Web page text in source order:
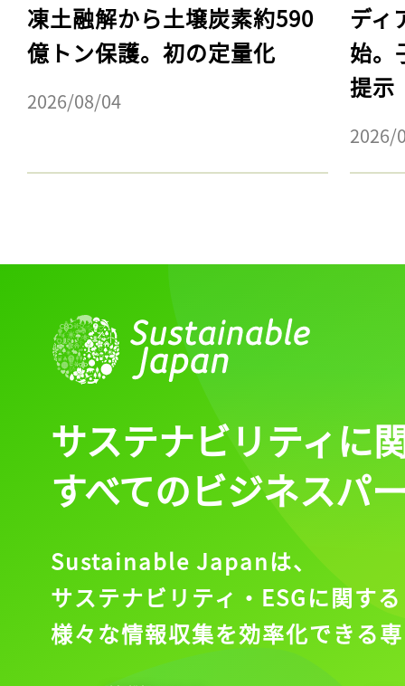
凍土融解から土壌炭素約590
億トン保護。初の定量化
2026/08/04
ディ
始。
提示
2026/
サステナビリティに
すべてのビジネスパ
Sustainable Japanは、
サステナビリティ・ESGに関する
様々な情報収集を効率化できる